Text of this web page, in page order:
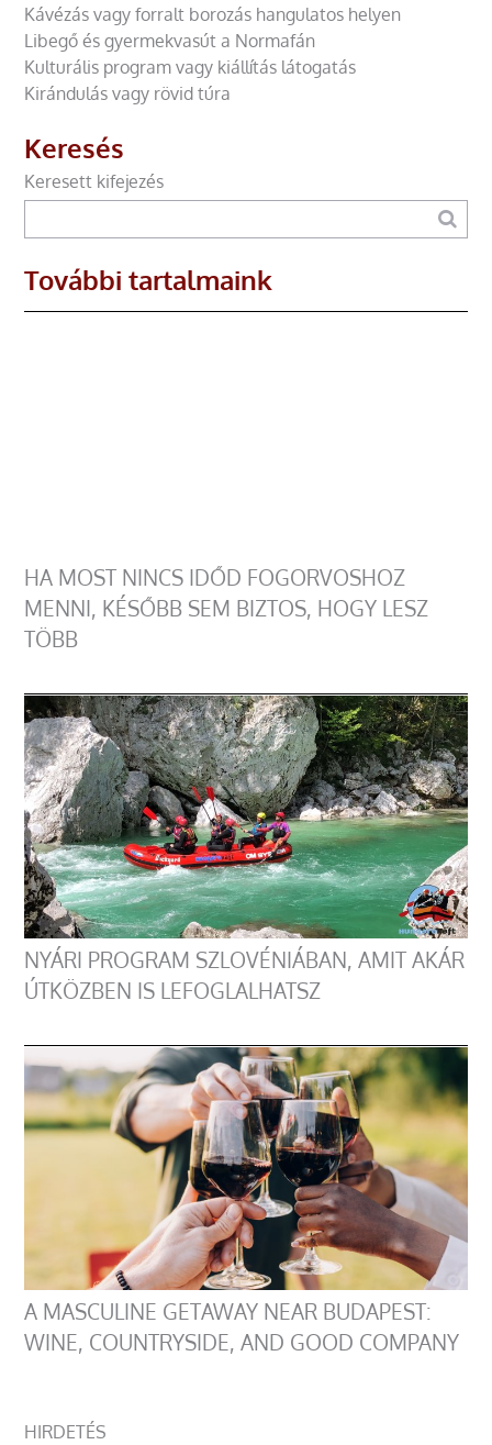
Kávézás vagy forralt borozás hangulatos helyen
Libegő és gyermekvasút a Normafán
Kulturális program vagy kiállítás látogatás
Kirándulás vagy rövid túra
Keresés
Keresett kifejezés
További tartalmaink
HA MOST NINCS IDŐD FOGORVOSHOZ
MENNI, KÉSŐBB SEM BIZTOS, HOGY LESZ
TÖBB
NYÁRI PROGRAM SZLOVÉNIÁBAN, AMIT AKÁR
ÚTKÖZBEN IS LEFOGLALHATSZ
A MASCULINE GETAWAY NEAR BUDAPEST:
WINE, COUNTRYSIDE, AND GOOD COMPANY
HIRDETÉS